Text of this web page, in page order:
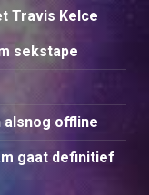
Travis Kelce
sekstape
alsnog offline
gaat definitief